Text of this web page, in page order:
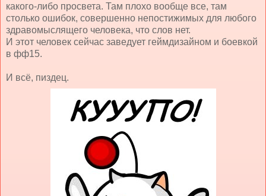
какого-либо просвета. Там плохо вообще все, там
столько ошибок, совершенно непостижимых для любого
здравомыслящего человека, что слов нет.
И этот человек сейчас заведует геймдизайном и боевкой
в фф15.
И всё, пиздец.